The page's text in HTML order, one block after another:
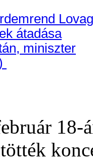
átadása
miniszter
18-